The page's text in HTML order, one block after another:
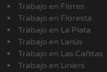
Trabajo en Flores
Trabajo en Floresta
Trabajo en La Plata
Trabajo en Lanús
Trabajo en Las Cañitas
Trabajo en Liniers